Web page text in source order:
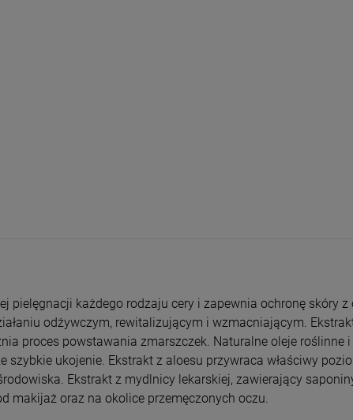
pielęgnacji każdego rodzaju cery i zapewnia ochronę skóry
odżywczym, rewitalizującym i wzmacniającym.
proces powstawania zmarszczek. Naturalne oleje roślinne
ukojenie. Ekstrakt z aloesu przywraca właściwy
Ekstrakt z mydlnicy lekarskiej, zawierający
makijaż oraz na okolice przemęczonych oczu.